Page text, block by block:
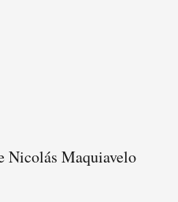
Nicolás Maquiavelo